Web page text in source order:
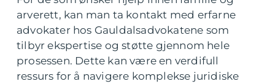
arverett, kan man ta kontakt med erfarne
advokater hos Gauldalsadvokatene som
tilbyr ekspertise og støtte gjennom hele
prosessen. Dette kan være en verdifull
ressurs for å navigere komplekse juridiske